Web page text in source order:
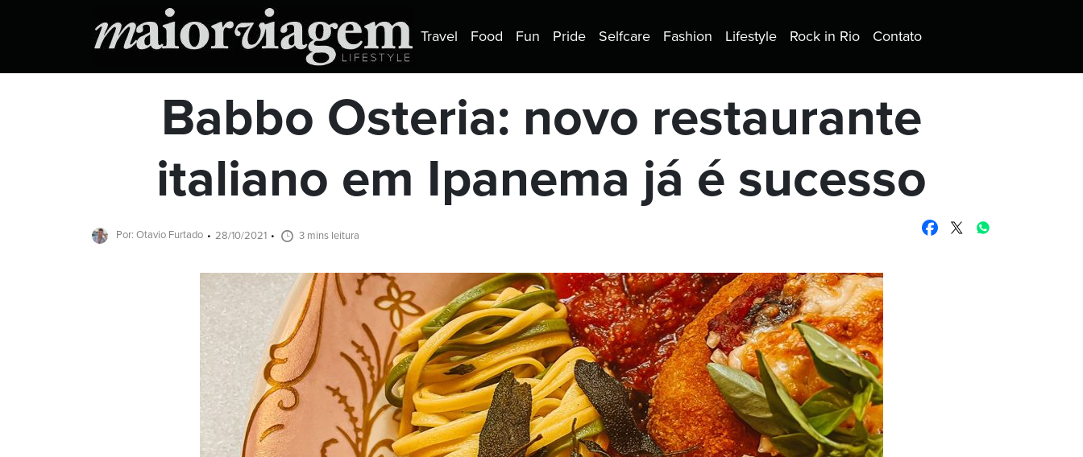
Travel Food Fun Pride Selfcare Fashion Lifestyle Rock in Rio Contato
Babbo Osteria: novo restaurante
italiano em Ipanema já é sucesso
Por: Otavio Furtado 28/10/2021 3 mins leitura